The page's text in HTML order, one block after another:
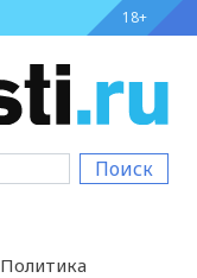
18+
Поиск
Политика